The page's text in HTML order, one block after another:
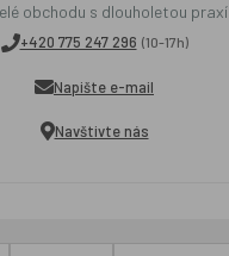
obchodu s dlouholetou praxí
+420 775 247 296 (10-17h)
Napište e-mail
Navštivte nás